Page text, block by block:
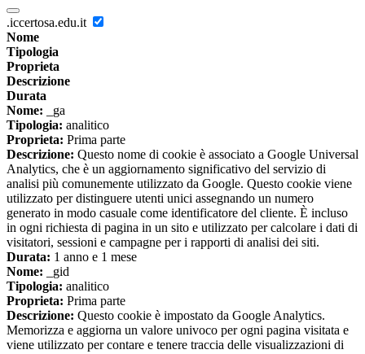
.iccertosa.edu.it
Nome
Tipologia
Proprieta
Descrizione
Durata
Nome: _ga
Tipologia: analitico
Proprieta: Prima parte
Descrizione: Questo nome di cookie è associato a Google Universal
Analytics, che è un aggiornamento significativo del servizio di
analisi più comunemente utilizzato da Google. Questo cookie viene
utilizzato per distinguere utenti unici assegnando un numero
generato in modo casuale come identificatore del cliente. È incluso
in ogni richiesta di pagina in un sito e utilizzato per calcolare i dati di
visitatori, sessioni e campagne per i rapporti di analisi dei siti.
Durata: 1 anno e 1 mese
Nome: _gid
Tipologia: analitico
Proprieta: Prima parte
Descrizione: Questo cookie è impostato da Google Analytics.
Memorizza e aggiorna un valore univoco per ogni pagina visitata e
viene utilizzato per contare e tenere traccia delle visualizzazioni di